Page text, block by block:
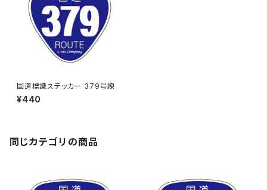
国道標識ステッカー 379号線
¥440
同じカテゴリの商品